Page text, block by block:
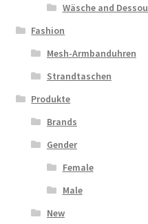
Wäsche and
Fashion
Mesh-Armbanduhren
Strandtaschen
Produkte
Brands
Gender
Female
Male
New